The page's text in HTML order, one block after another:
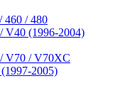
460 / 480
V40 (1996-2004)
V70 / V70XC
2005)